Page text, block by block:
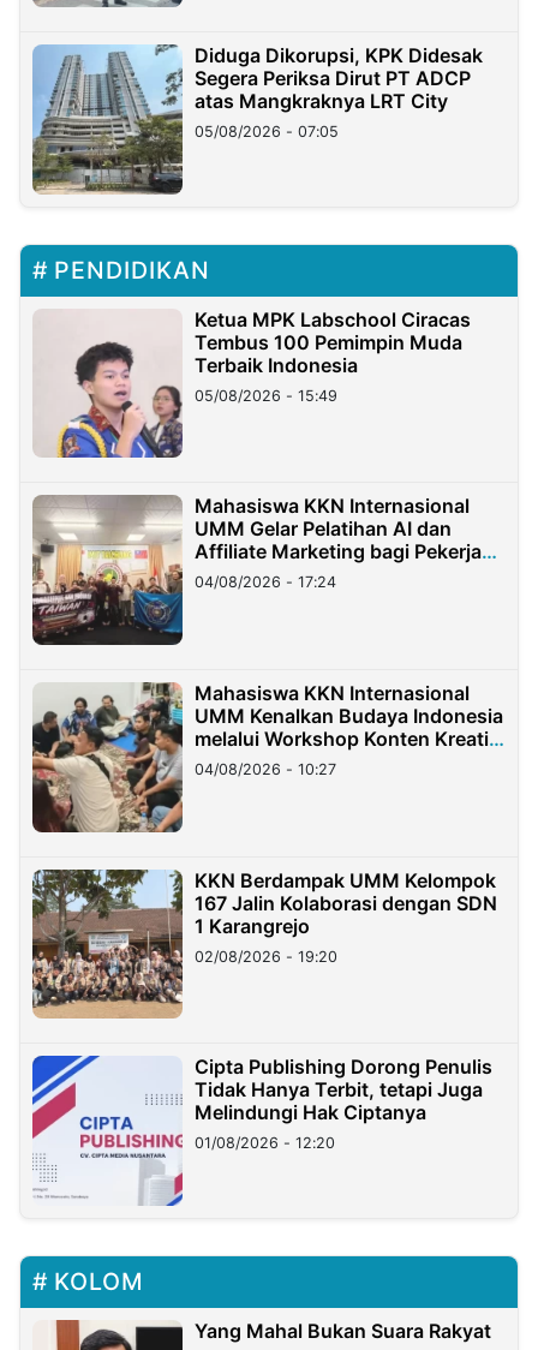
Diduga Dikorupsi, KPK Didesak
Segera Periksa Dirut PT ADCP
atas Mangkraknya LRT City
05/08/2026 - 07:05
PENDIDIKAN
Ketua MPK Labschool Ciracas
Tembus 100 Pemimpin Muda
Terbaik Indonesia
05/08/2026 - 15:49
Mahasiswa KKN Internasional
UMM Gelar Pelatihan AI dan
Affiliate Marketing bagi Pekerja
Migran Indonesia di Taiwan
04/08/2026 - 17:24
Mahasiswa KKN Internasional
UMM Kenalkan Budaya Indonesia
melalui Workshop Konten Kreatif
di Taiwan
04/08/2026 - 10:27
KKN Berdampak UMM Kelompok
167 Jalin Kolaborasi dengan SDN
1 Karangrejo
02/08/2026 - 19:20
Cipta Publishing Dorong Penulis
Tidak Hanya Terbit, tetapi Juga
Melindungi Hak Ciptanya
01/08/2026 - 12:20
KOLOM
Yang Mahal Bukan Suara Rakyat